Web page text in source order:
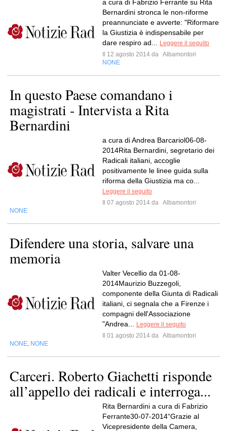
a cura di Fabrizio Ferrante su Rita
Bernardini stronca le non-riforme
preannunciate e avverte: "Riformare
la Giustizia è indispensabile per
dare respiro ad...
Leggere il seguito
Il 12 agosto 2014 da Albamontori
NONE
In questo Paese comandano i
magistrati - Intervista a Rita
Bernardini
a cura di Andrea Barcariol06-08-
2014Rita Bernardini, segretario dei
Radicali italiani, accoglie
positivamente le linee guida sulla
riforma della Giustizia ma co...
Leggere il seguito
Il 07 agosto 2014 da Albamontori
NONE
Difendere una storia, salvare una
memoria
Valter Vecellio da 01-08-
2014Maurizio Buzzegoli,
componente della Giunta di Radicali
italiani, ci segnala che a Firenze i
compagni dell'Associazione
"Andrea...
Leggere il seguito
Il 01 agosto 2014 da Albamontori
NONE NONE
Carceri. Roberto Giachetti risponde
all’appello dei radicali e interroga...
Rita Bernardini a cura di Fabrizio
Ferrante30-07-2014“Grazie al
Vicepresidente della Camera,